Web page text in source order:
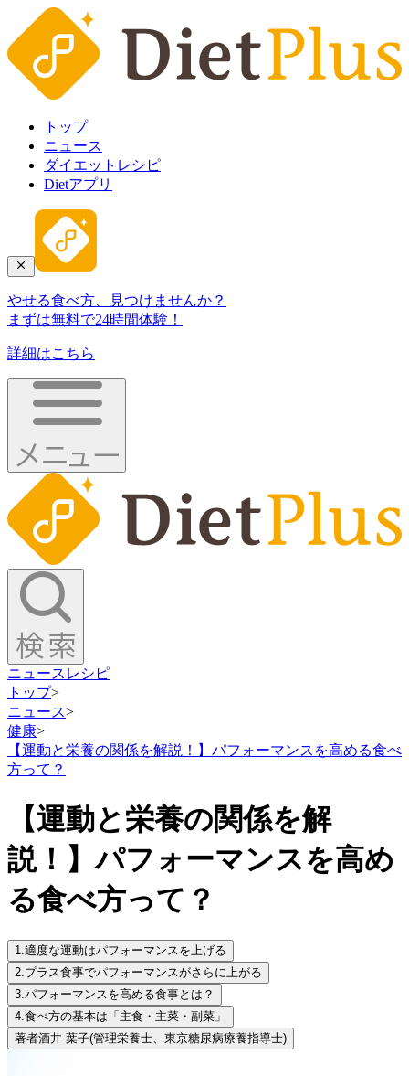
トップ
ニュース
ダイエットレシピ
Dietアプリ
やせる食べ方、見つけませんか？
まずは無料で24時間体験！
詳細はこちら
ニュース レシピ
トップ>
ニュース>
健康>
【運動と栄養の関係を解説！】パフォーマンスを高める食べ
方って？
【運動と栄養の関係を解
説！】パフォーマンスを高め
る食べ方って？
1.適度な運動はパフォーマンスを上げる
2.プラス食事でパフォーマンスがさらに上がる
3.パフォーマンスを高める食事とは？
4.食べ方の基本は「主食・主菜・副菜」
著者酒井 葉子(管理栄養士、東京糖尿病療養指導士)